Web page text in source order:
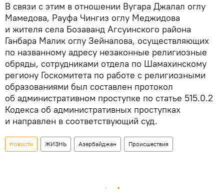
В связи с этим в отношении Вугара Джалал оглу
Мамедова, Рауфа Чингиз оглу Меджидова
и жителя села Бозаванд Агсуинского района
Ганбара Малик оглу Зейналова, осуществляющих
по названному адресу незаконные религиозные
обряды, сотрудниками отдела по Шамахинскому
региону Госкомитета по работе с религиозными
образованиями был составлен протокол
об административном проступке по статье 515.0.2
Кодекса об административных проступках
и направлен в соответствующий суд.
Новости ЖИЗНЬ Азербайджан Происшествия